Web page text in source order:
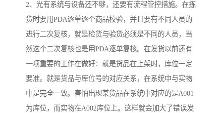
2、光有系统与设备还不够，还要有流程管控措施。在拣
货时要用PDA逐单逐个商品校验，并且要有不同人员的
进行二次复核，就是检货与验货必须是不同的人员，当
然这个二次复核也是用PDA逐单复核。在发货以前还有
一项重要的工作在做好：就是货品在上架时，库位一定
要准。就是货品与库位号的对应关系，在系统中与实物
中是完全一致。害怕出现某货品在系统中对应的是A001
为库位，而实物在A002库位上。这样就会加大了错误发